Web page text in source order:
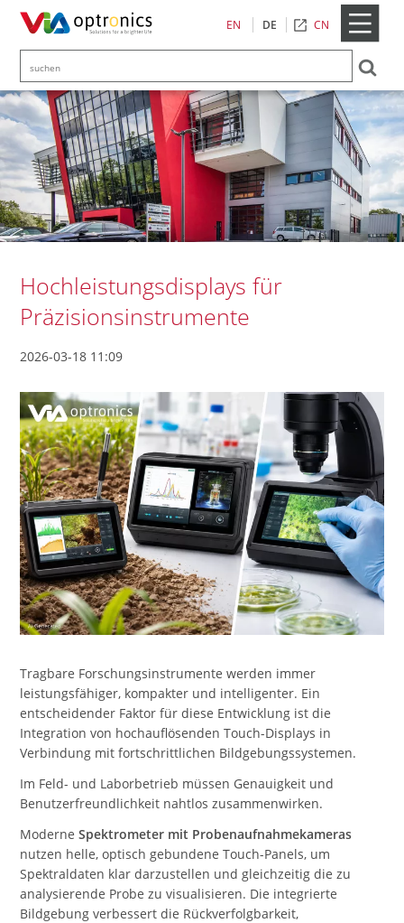
EN DE CN
Hochleistungsdisplays für
Präzisionsinstrumente
2026-03-18 11:09
Tragbare Forschungsinstrumente werden immer
leistungsfähiger, kompakter und intelligenter. Ein
entscheidender Faktor für diese Entwicklung ist die
Integration von hochauflösenden Touch-Displays in
Verbindung mit fortschrittlichen Bildgebungssystemen.
Im Feld- und Laborbetrieb müssen Genauigkeit und
Benutzerfreundlichkeit nahtlos zusammenwirken.
ModerneSpektrometer mit Probenaufnahmekameras
nutzen helle, optisch gebundene Touch-Panels, um
Spektraldaten klar darzustellen und gleichzeitig die zu
analysierende Probe zu visualisieren. Die integrierte
Bildgebung verbessert die Rückverfolgbarkeit,